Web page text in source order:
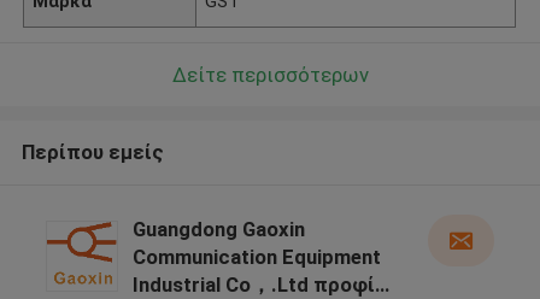
Δείτε περισσότερων
Περίπου εμείς
Guangdong Gaoxin
Communication Equipment
Industrial Co，.Ltd προφίλ